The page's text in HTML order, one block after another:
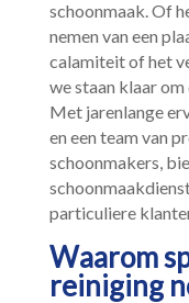
schoonmaak.​ Of
nemen van een
calamiteit of het
we staan klaar
Met jarenlange
en een team van
schoonmakers,
particuliere
Waarom
reiniging